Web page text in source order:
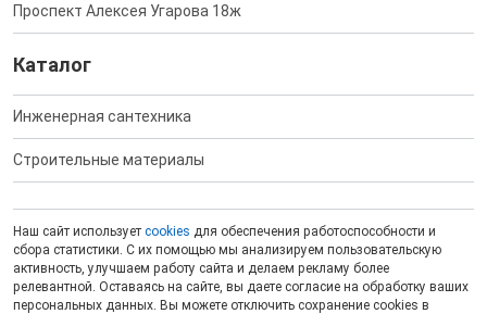
Проспект Алексея Угарова 18ж
Каталог
Инженерная сантехника
Строительные материалы
Наш сайт использует cookies для обеспечения работоспособности и
сбора статистики. С их помощью мы анализируем пользовательскую
активность, улучшаем работу сайта и делаем рекламу более
релевантной. Оставаясь на сайте, вы даете согласие на обработку ваших
персональных данных. Вы можете отключить сохранение cookies в